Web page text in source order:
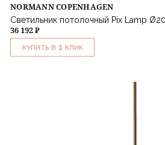
NORMANN COPENHAGEN
Светильник потолочный Pix Lamp
36 192 ₽
КУПИТЬ В 1 КЛИК